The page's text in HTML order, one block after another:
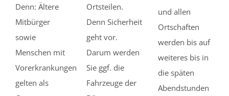
Denn: Ältere
Mitbürger
sowie
Menschen mit
Vorerkrankungen
gelten als
Ortsteilen.
Denn Sicherheit
geht vor.
Darum werden
Sie ggf. die
Fahrzeuge der
und allen
Ortschaften
werden bis auf
weiteres bis in
die späten
Abendstunden